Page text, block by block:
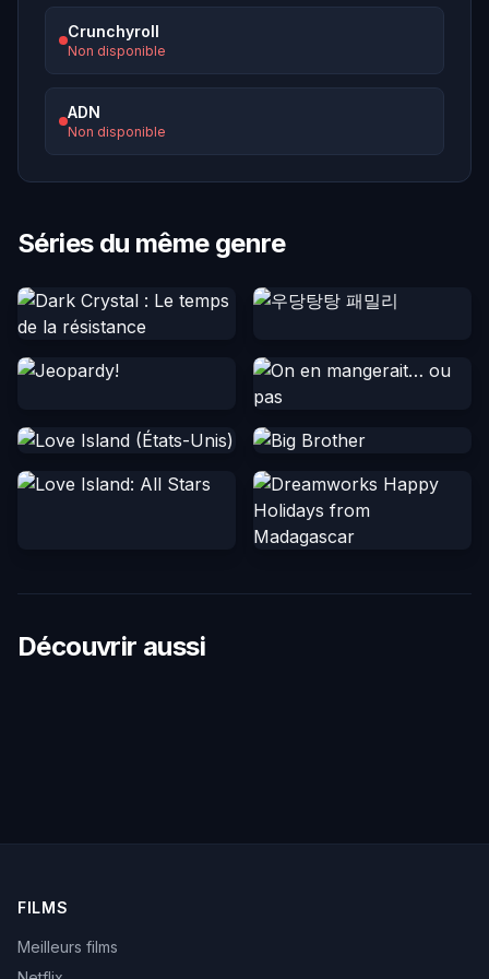
Crunchyroll
Non disponible
ADN
Non disponible
Séries du même genre
Découvrir aussi
FILMS
Meilleurs films